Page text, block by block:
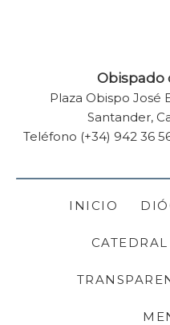
Obispado
Plaza Obispo José
Santander,
Teléfono (+34) 942 36
INICIO
CATEDRAL